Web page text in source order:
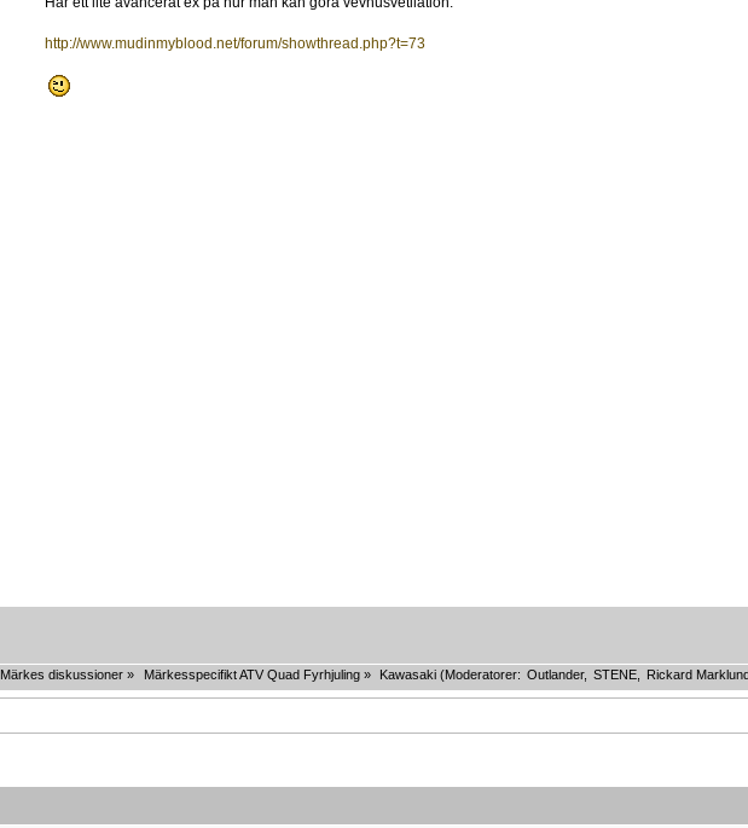
http://www.mudinmyblood.net/forum/showthread.php?t=73
Märkes diskussioner » Märkesspecifikt ATV Quad Fyrhjuling» Kawasaki(Moderatorer: Outlander, STENE, Rickard